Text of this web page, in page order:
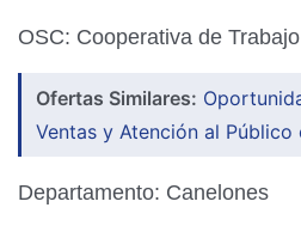
OSC: Cooperativa de
Ofertas Similares:
Ventas y Atención al Público
Departamento: Canelones